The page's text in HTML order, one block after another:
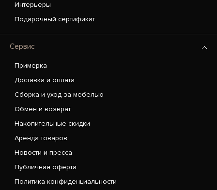
Интерьеры
Подарочный сертификат
Сервис
Примерка
Доставка и оплата
Сборка и уход за мебелью
Обмен и возврат
Накопительные скидки
Аренда товаров
Новости и пресса
Публичная оферта
Политика конфиденциальности